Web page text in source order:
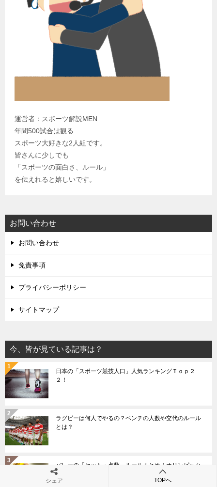
運営者：スポーツ解説MEN
年間500試合は観る
スポーツ大好きな2人組です。
皆さんに少しでも
「スポーツの面白さ、ルール」
を伝えれると嬉しいです。
お問い合わせ
お問い合わせ
免責事項
プライバシーポリシー
サイトマップ
今、皆が見ている記事は？
日本の「スポーツ競技人口」人気ランキングＴｏｐ２
２！
ラグビーは何人でやるの？ベンチの人数や交代のルール
とは？
バレーの「セット・点数」ルールまとめ！オリンピック
やワールドカップでは？
シェア
TOPへ